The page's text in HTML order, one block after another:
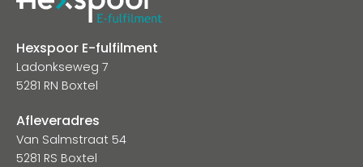
Hexspoor E-fulfilment
Ladonkseweg 7
5281 RN Boxtel
Afleveradres
Van Salmstraat 54
5281 RS Boxtel